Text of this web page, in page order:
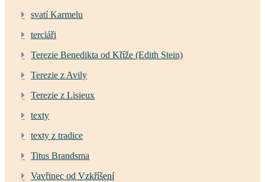
svatí Karmelu
terciáři
Terezie Benedikta od Kříže (Edith Stein)
Terezie z Avily
Terezie z Lisieux
texty
texty z tradice
Titus Brandsma
Vavřinec od Vzkříšení